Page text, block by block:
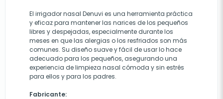
El irrigador nasal Denuvi es una herramienta práctica
y eficaz para mantener las narices de los pequeños
libres y despejadas, especialmente durante los
meses en que las alergias o los resfriados son más
comunes. Su diseño suave y fácil de usar lo hace
adecuado para los pequeños, asegurando una
experiencia de limpieza nasal cómoda y sin estrés
para ellos y para los padres.
Fabricante: